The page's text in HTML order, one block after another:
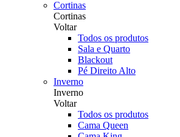
Cortinas
Cortinas
Voltar
Todos os produtos
Sala e Quarto
Blackout
Pé Direito Alto
Inverno
Inverno
Voltar
Todos os produtos
Cama Queen